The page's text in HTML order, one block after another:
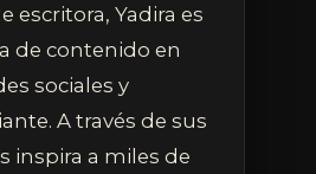
escritora, Yadira es
de contenido en
sociales y
A través de sus
inspira a miles de